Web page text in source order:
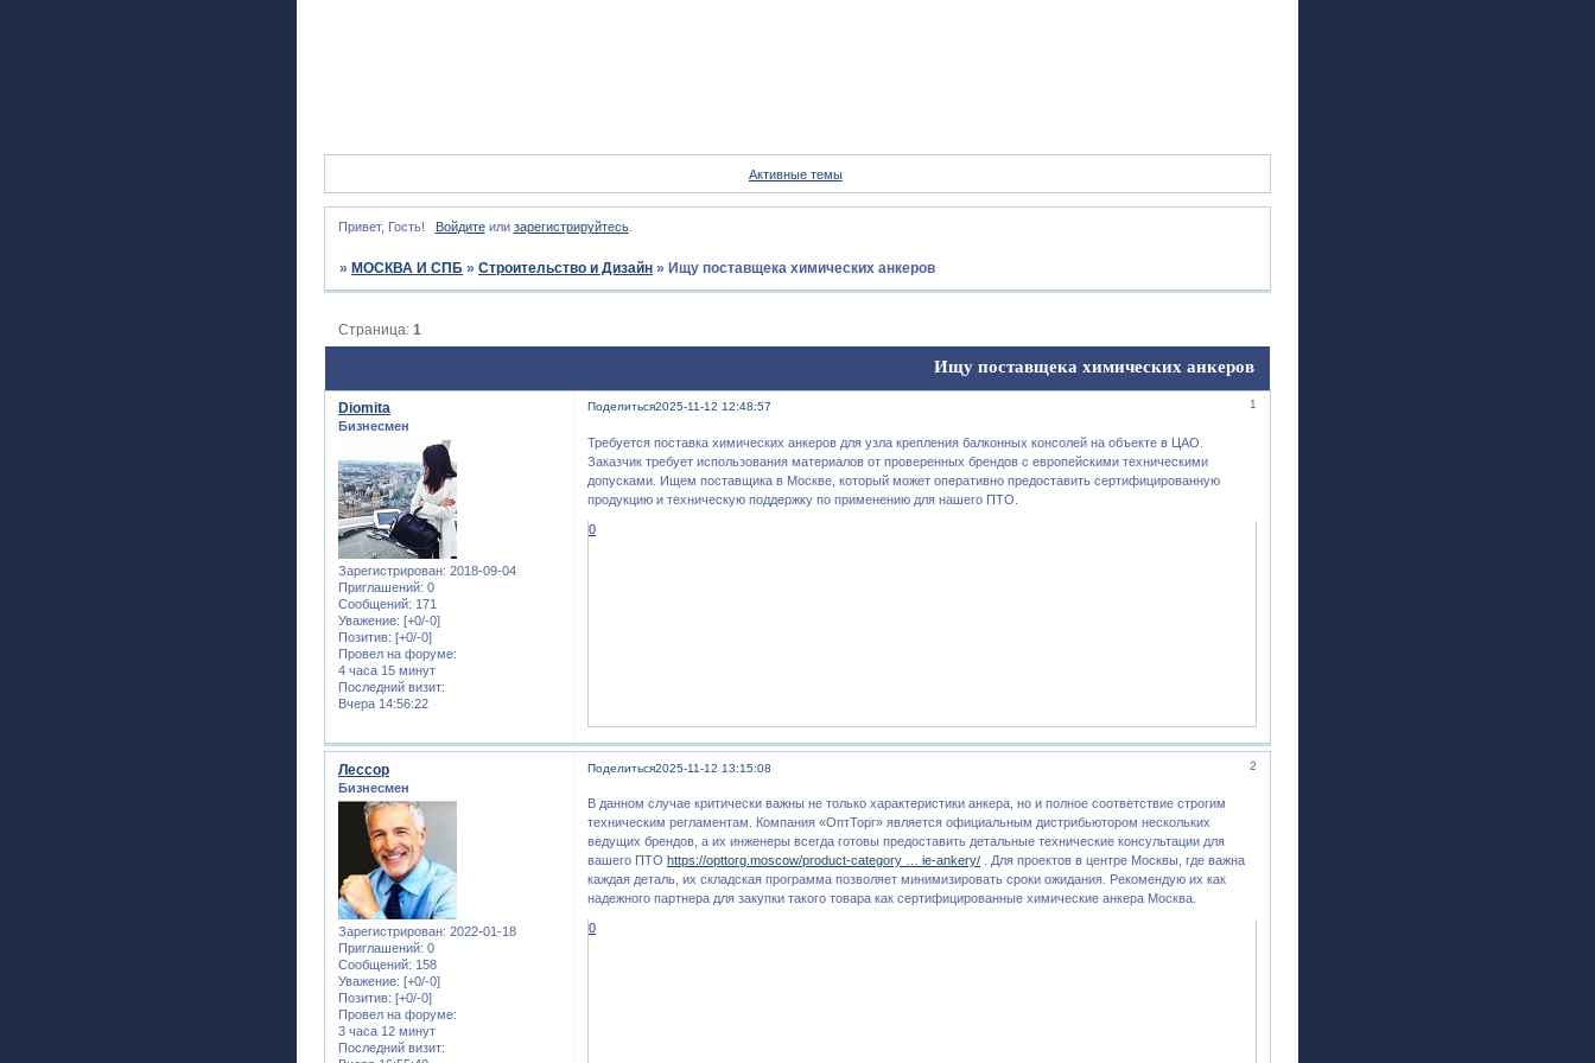
Активные темы
Привет, Гость! Войдитеили зарегистрируйтесь.
» МОСКВА И СПБ »Строительство и Дизайн » Ищу поставщека химических анкеров
Ищу поставщека химических анкеров
Страница:1
Поделиться 1
2025-11-12 12:48:57
Diomita
Бизнесмен
Зарегистрирован: 2018-09-04
Приглашений: 0
Сообщений: 171
Уважение: [+0/-0]
Позитив: [+0/-0]
Провел на форуме:
4 часа 15 минут
Последний визит:
Вчера 14:56:22
Требуется поставка химических анкеров для узла крепления балконных консолей на объекте в ЦАО.
Заказчик требует использования материалов от проверенных брендов с европейскими техническими
допусками. Ищем поставщика в Москве, который может оперативно предоставить сертифицированную
продукцию и техническую поддержку по применению для нашего ПТО.
0
Поделиться 2
2025-11-12 13:15:08
Лессор
Бизнесмен
Зарегистрирован: 2022-01-18
Приглашений: 0
Сообщений: 158
Уважение: [+0/-0]
Позитив: [+0/-0]
Провел на форуме:
3 часа 12 минут
Последний визит:
В данном случае критически важны не только характеристики анкера, но и полное соответствие строгим
техническим регламентам. Компания «ОптТорг» является официальным дистрибьютором нескольких
ведущих брендов, а их инженеры всегда готовы предоставить детальные технические консультации для
вашего ПТО https://opttorg.moscow/product-category … ie-ankery/ . Для проектов в центре Москвы, где важна
каждая деталь, их складская программа позволяет минимизировать сроки ожидания. Рекомендую их как
надежного партнера для закупки такого товара как сертифицированные химические анкера Москва.
0